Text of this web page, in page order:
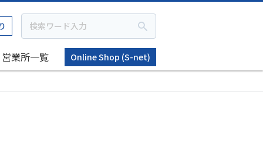
営業所一覧
Online Shop (S-net)